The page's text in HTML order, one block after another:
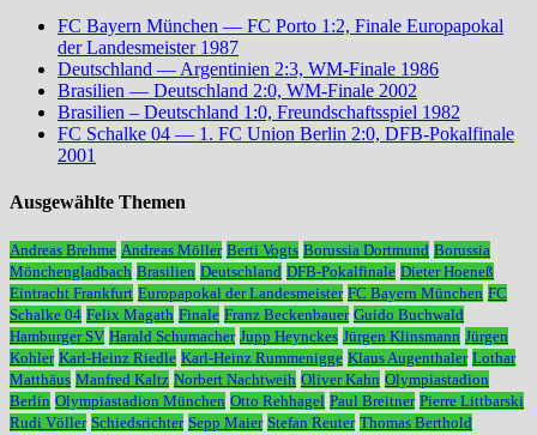
FC Bayern München — FC Porto 1:2, Finale Europapokal
der Landesmeister 1987
Deutschland — Argentinien 2:3, WM-Finale 1986
Brasilien — Deutschland 2:0, WM-Finale 2002
Brasilien – Deutschland 1:0, Freundschaftsspiel 1982
FC Schalke 04 — 1. FC Union Berlin 2:0, DFB-Pokalfinale
2001
Ausgewählte Themen
Andreas Brehme Andreas Möller Berti Vogts Borussia Dortmund Borussia
Mönchengladbach Brasilien Deutschland DFB-Pokalfinale Dieter Hoeneß
Eintracht Frankfurt Europapokal der Landesmeister FC Bayern München FC
Schalke 04 Felix Magath Finale Franz Beckenbauer Guido Buchwald
Hamburger SV Harald Schumacher Jupp Heynckes Jürgen Klinsmann Jürgen
Kohler Karl-Heinz Riedle Karl-Heinz Rummenigge Klaus Augenthaler Lothar
Matthäus Manfred Kaltz Norbert Nachtweih Oliver Kahn Olympiastadion
Berlin Olympiastadion München Otto Rehhagel Paul Breitner Pierre Littbarski
Rudi Völler Schiedsrichter Sepp Maier Stefan Reuter Thomas Berthold